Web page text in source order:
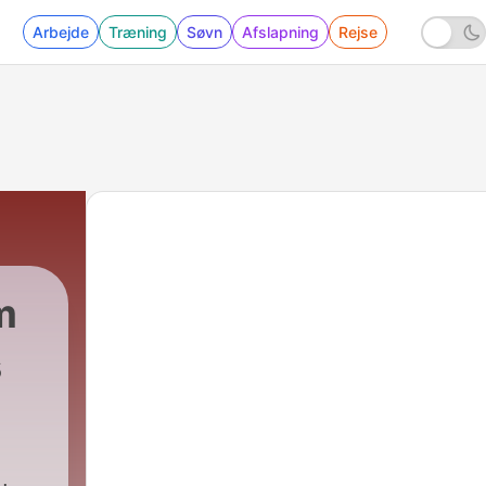
Arbejde Træning Søvn Afslapning Rejse